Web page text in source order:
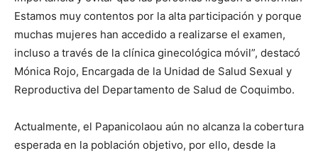
Estamos muy contentos por la alta participación y porque
muchas mujeres han accedido a realizarse el examen,
incluso a través de la clínica ginecológica móvil”, destacó
Mónica Rojo, Encargada de la Unidad de Salud Sexual y
Reproductiva del Departamento de Salud de Coquimbo.
Actualmente, el Papanicolaou aún no alcanza la cobertura
esperada en la población objetivo, por ello, desde la